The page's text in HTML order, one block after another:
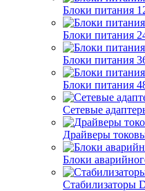
Блоки питания
Блоки питания
Блоки питания
Блоки питания
Сетевые
Драйверы
Блоки
Стабилизаторы